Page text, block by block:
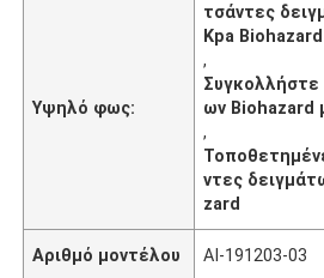
Υψηλό φως:
τσάντες
Kpa Biohazard
,
Συγκολλήστε
ων Biohazard
,
ντες
zard
Αριθμό μοντέλου AI-191203-03